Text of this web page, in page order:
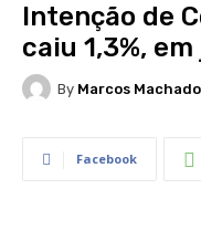
Intenção de
caiu 1,3%,
By Marcos Machado
Facebook